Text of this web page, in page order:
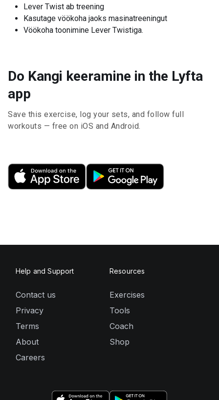
Lever Twist ab treening
Kasutage vöökoha jaoks masinatreeningut
Vöökoha toonimine Lever Twistiga.
Do Kangi keeramine in the Lyfta
app
Save this exercise, log your sets, and follow full
workouts — free on iOS and Android.
Help and Support
Contact us
Privacy
Terms
About
Careers
Resources
Exercises
Tools
Coach
Shop